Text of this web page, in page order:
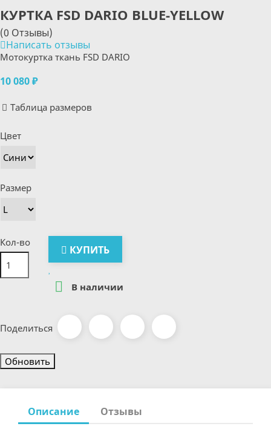
КУРТКА FSD DARIO BLUE-YELLOW
(0 Отзывы)
Написать отзывы
Мотокуртка ткань FSD DARIO
10 080 ₽
Таблица размеров
Цвет
Размер
Кол-во
КУПИТЬ
 В наличии
Поделиться
Описание Отзывы